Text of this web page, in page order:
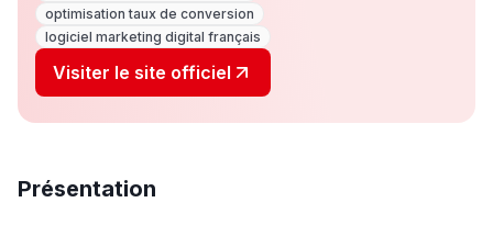
optimisation taux de conversion
logiciel marketing digital français
Visiter le site officiel
Présentation